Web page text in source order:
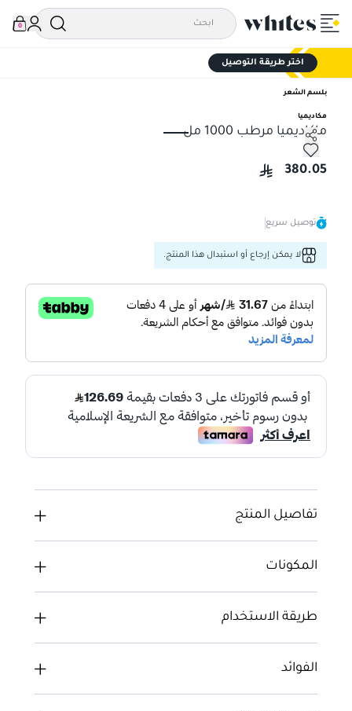
0
اختر طريقة التوصيل
بلسم الشعر
مكاديميا
ماكاديميا مرطب 1000 مل
ماكاديميا مرطب 1000 مل
380.05
توصيل سريع
لا يمكن إرجاع أو استبدال هذا المنتج.
تفاصيل المنتج
المكونات
طريقة الاستخدام
الفوائد